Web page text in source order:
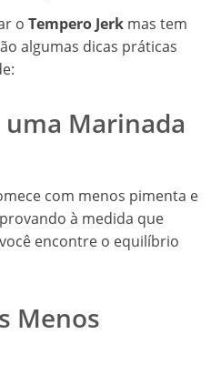
o Tempero Jerk mas tem
algumas dicas práticas
uma Marinada
com menos pimenta e
à medida que
encontre o equilíbrio
Menos